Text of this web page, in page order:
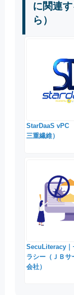
に関連
ら）
StarDaaS vPC
三重繊維）
SecuLiteracy｜
ラシー（ＪＢサ
会社）